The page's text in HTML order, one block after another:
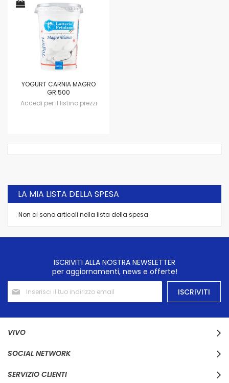
YOGURT CARNIA MAGRO
GR.500
Accedi per il listino prezzi
LA MIA LISTA DELLA SPESA
Non ci sono articoli nella lista della spesa.
ISCRIVITI ALLA NOSTRA NEWSLETTER
per aggiornamenti, news e offerte!
Iscriviti
alla
nostra
ISCRIVITI
VIVO
SOCIAL NETWORK
SERVIZIO CLIENTI